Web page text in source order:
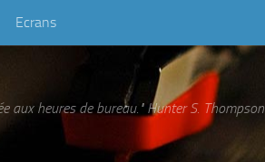
Ecrans
aux heures de bureau." Hunter S. Thompson